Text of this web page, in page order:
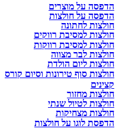
הדפסה על מוצרים
הדפסה על חולצות
חולצות לחתונה
חולצות למסיבת רווקים
חולצות למסיבת רווקות
חולצות לבר מצווה
חולצות ליום הולדת
חולצות סוף טירונות וסיום קורס
קצינים
חולצות מחזור
חולצות לטיול שנתי
חולצות מצחיקות
הדפסת לוגו על חולצות